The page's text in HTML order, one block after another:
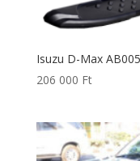
Isuzu D-Max
206 000 Ft